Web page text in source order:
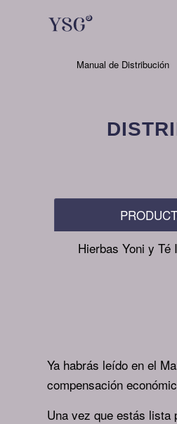
Manual de Distribución
Hierbas Yoni y Té
Ya habrás leído en el
compensación
Una vez que estás lista